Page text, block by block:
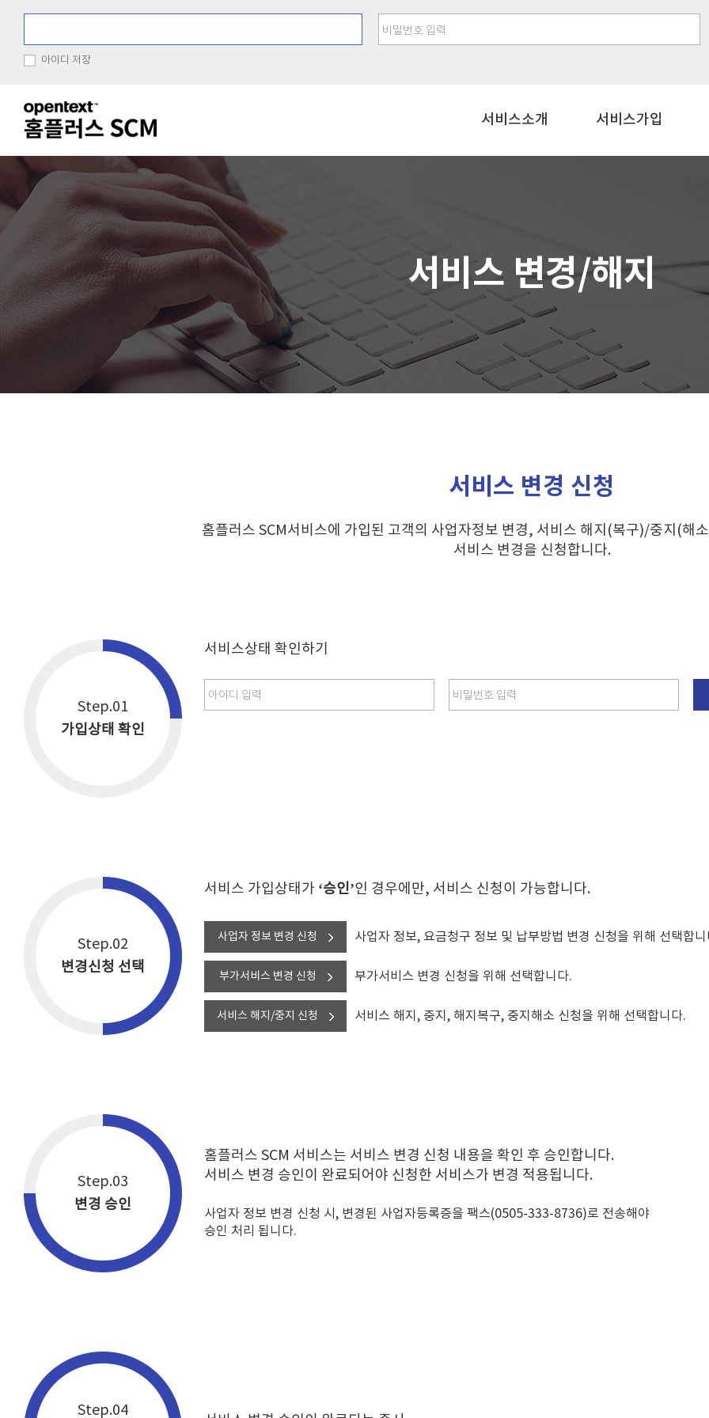
비밀번호 입력
아이디 저장
서비스소개 서비스가입
서비스 변경/해지
서비스 변경 신청
홈플러스 SCM서비스에 가입된 고객의 사업자정보 변경, 서비스 해지(복구)/중지(해
서비스 변경을 신청합니다.
Step.01
가입상태 확인
서비스상태 확인하기
아이디 입력 비밀번호 입력
Step.02
변경신청 선택
서비스 가입상태가 ‘승인’인 경우에만, 서비스 신청이 가능합니다.
사업자 정보 변경 신청 사업자 정보, 요금청구 정보 및 납부방법 변경 신청을 위해 선택합
부가서비스 변경 신청 부가서비스 변경 신청을 위해 선택합니다.
서비스 해지/중지 신청 서비스 해지, 중지, 해지복구, 중지해소 신청을 위해 선택합니다.
Step.03
변경 승인
홈플러스 SCM 서비스는 서비스 변경 신청 내용을 확인 후 승인합니다.
서비스 변경 승인이 완료되어야 신청한 서비스가 변경 적용됩니다.
사업자 정보 변경 신청 시, 변경된 사업자등록증을 팩스(0505-333-8736)로 전송해야
승인 처리 됩니다.
Step.04